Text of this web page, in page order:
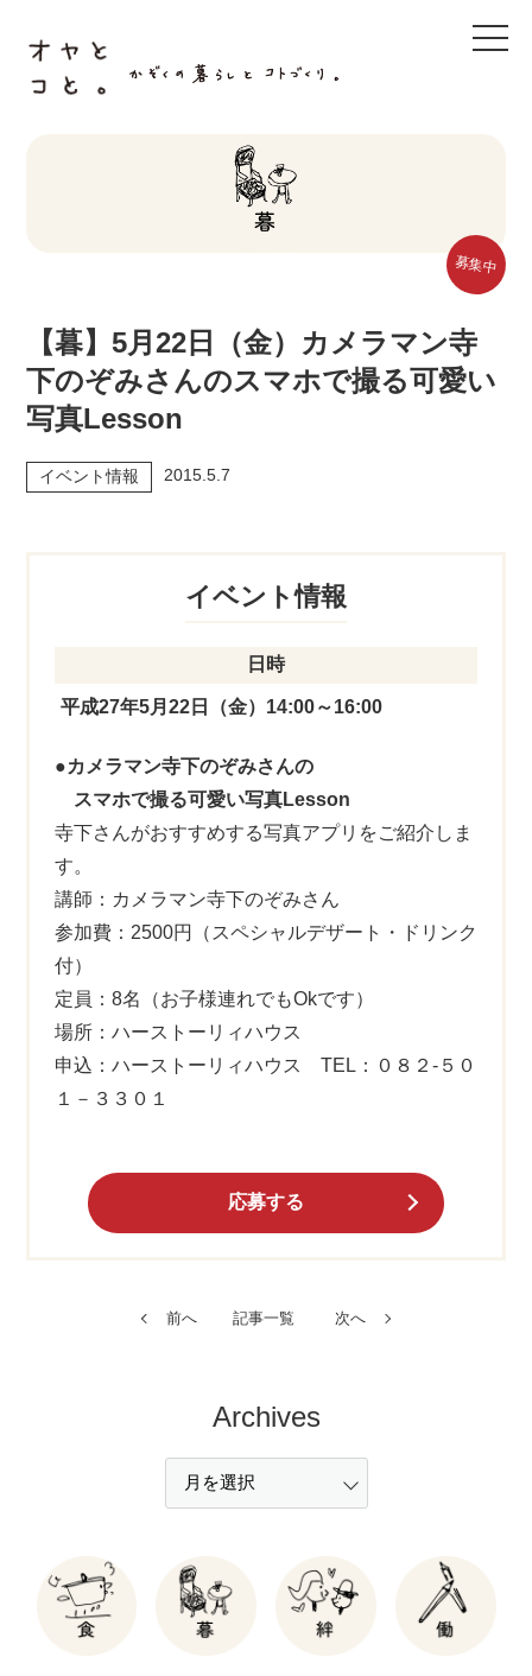
募集中
【暮】5月22日（金）カメラマン寺
下のぞみさんのスマホで撮る可愛い
写真Lesson
イベント情報 2015.5.7
イベント情報
日時
平成27年5月22日（金）14:00～16:00
●カメラマン寺下のぞみさんの
スマホで撮る可愛い写真Lesson
寺下さんがおすすめする写真アプリをご紹介しま
す。
講師：カメラマン寺下のぞみさん
参加費：2500円（スペシャルデザート・ドリンク
付）
定員：8名（お子様連れでもOkです）
場所：ハーストーリィハウス
申込：ハーストーリィハウス TEL：０８２-５０
１－３３０１
応募する
前へ 記事一覧 次へ
Archives
t
o
t
i
o